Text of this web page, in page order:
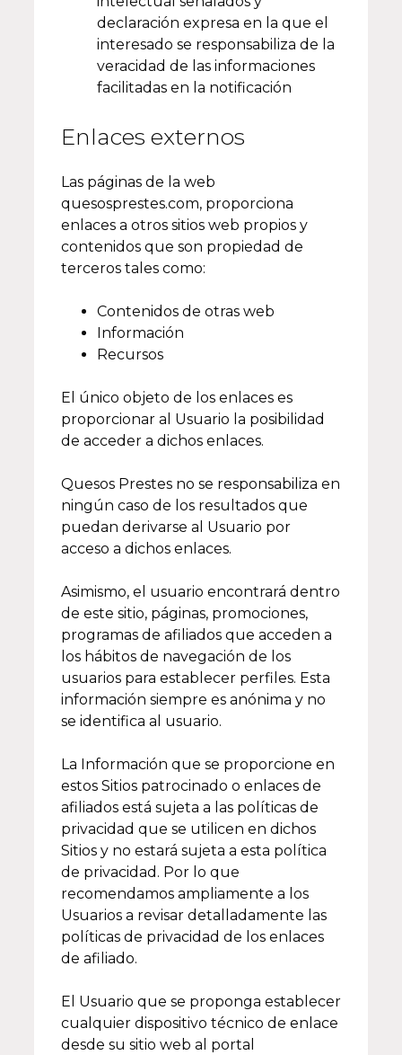
declaración expresa en la que el
interesado se responsabiliza de la
veracidad de las informaciones
facilitadas en la notificación
Enlaces externos
Las páginas de la web
quesosprestes.com, proporciona
enlaces a otros sitios web propios y
contenidos que son propiedad de
terceros tales como:
Contenidos de otras web
Información
Recursos
El único objeto de los enlaces es
proporcionar al Usuario la posibilidad
de acceder a dichos enlaces.
Quesos Prestes no se responsabiliza en
ningún caso de los resultados que
puedan derivarse al Usuario por
acceso a dichos enlaces.
Asimismo, el usuario encontrará dentro
de este sitio, páginas, promociones,
programas de afiliados que acceden a
los hábitos de navegación de los
usuarios para establecer perfiles. Esta
información siempre es anónima y no
se identifica al usuario.
La Información que se proporcione en
estos Sitios patrocinado o enlaces de
afiliados está sujeta a las políticas de
privacidad que se utilicen en dichos
Sitios y no estará sujeta a esta política
de privacidad. Por lo que
recomendamos ampliamente a los
Usuarios a revisar detalladamente las
políticas de privacidad de los enlaces
de afiliado.
El Usuario que se proponga establecer
cualquier dispositivo técnico de enlace
desde su sitio web al portal